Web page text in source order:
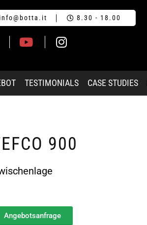
info@botta.it 8.30 - 18.00
TESTIMONIALS CASE STUDIES
900
Angebotsanfrage